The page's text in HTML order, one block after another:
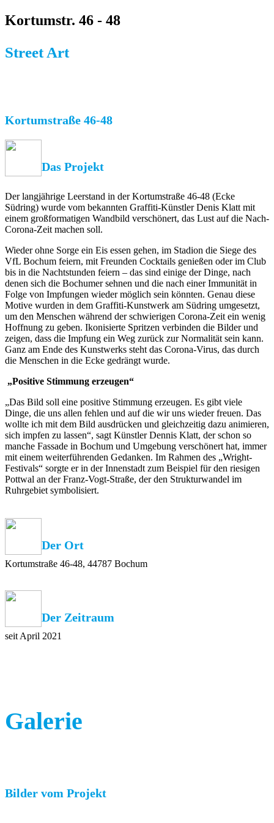
Kortumstr. 46 - 48
Street Art
Kortumstraße 46-48
Das Projekt
Der langjährige Leerstand in der Kortumstraße 46-48 (Ecke
Südring) wurde vom bekannten Graffiti-Künstler Denis Klatt mit
einem großformatigen Wandbild verschönert, das Lust auf die Nach-
Corona-Zeit machen soll.
Wieder ohne Sorge ein Eis essen gehen, im Stadion die Siege des
VfL Bochum feiern, mit Freunden Cocktails genießen oder im Club
bis in die Nachtstunden feiern – das sind einige der Dinge, nach
denen sich die Bochumer sehnen und die nach einer Immunität in
Folge von Impfungen wieder möglich sein könnten. Genau diese
Motive wurden in dem Graffiti-Kunstwerk am Südring umgesetzt,
um den Menschen während der schwierigen Corona-Zeit ein wenig
Hoffnung zu geben. Ikonisierte Spritzen verbinden die Bilder und
zeigen, dass die Impfung ein Weg zurück zur Normalität sein kann.
Ganz am Ende des Kunstwerks steht das Corona-Virus, das durch
die Menschen in die Ecke gedrängt wurde.
„Positive Stimmung erzeugen“
„Das Bild soll eine positive Stimmung erzeugen. Es gibt viele
Dinge, die uns allen fehlen und auf die wir uns wieder freuen. Das
wollte ich mit dem Bild ausdrücken und gleichzeitig dazu animieren,
sich impfen zu lassen“, sagt Künstler Dennis Klatt, der schon so
manche Fassade in Bochum und Umgebung verschönert hat, immer
mit einem weiterführenden Gedanken. Im Rahmen des „Wright-
Festivals“ sorgte er in der Innenstadt zum Beispiel für den riesigen
Pottwal an der Franz-Vogt-Straße, der den Strukturwandel im
Ruhrgebiet symbolisiert.
Der Ort
Kortumstraße 46-48, 44787 Bochum
Der Zeitraum
seit April 2021
Galerie
Bilder vom Projekt